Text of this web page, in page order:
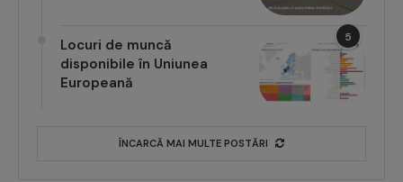
5
Locuri de muncă
disponibile în Uniunea
Europeană
ÎNCARCĂ MAI MULTE POSTĂRI